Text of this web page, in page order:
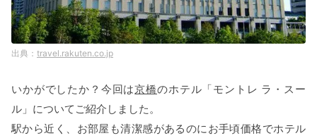
travel.rakuten.co.jp
いかがでしたか？今回は京橋のホテル「モントレ ラ・スー
ル」についてご紹介しました。
駅から近く、お部屋も清潔感があるのにお手頃価格でホテル